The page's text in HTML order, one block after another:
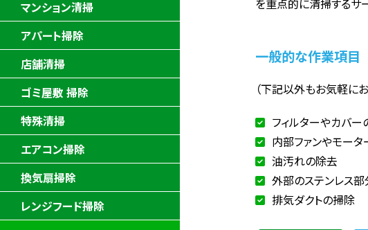
一般的な作業項目
（下記以外もお気軽に
フィルターやカバー
内部ファンやモー
油汚れの除去
外部のステンレス
排気ダクトの掃除
マンション清掃
アパート掃除
店舗清掃
ゴミ屋敷 掃除
特殊清掃
エアコン掃除
換気扇掃除
レンジフード掃除